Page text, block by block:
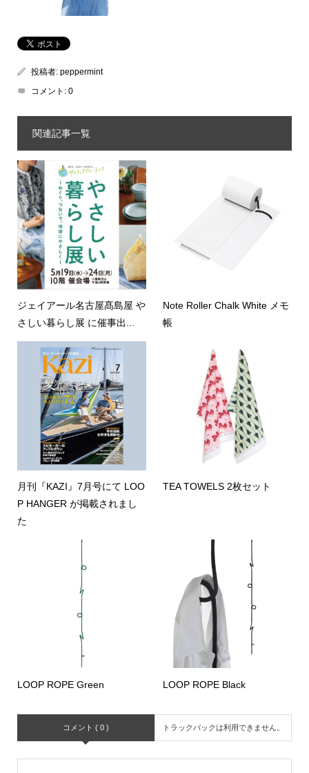
投稿者: peppermint
コメント: 0
関連記事一覧
ジェイアール名古屋髙島屋 や
さしい暮らし展 に催事出...
Note Roller Chalk White メモ
帳
月刊『KAZI』7月号にて LOO
P HANGER が掲載されまし
た
TEA TOWELS 2枚セット
LOOP ROPE Green LOOP ROPE Black
コメント ( 0 ) トラックバックは利用できません。